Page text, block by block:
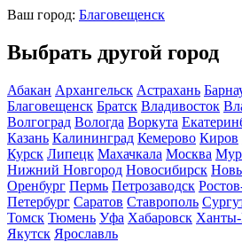
Ваш город: Благовещенск
Выбрать другой город
Абакан Архангельск Астрахань
Благовещенск Братск Владивосток
Волгоград Вологда Воркута
Казань Калининград Кемерово Киров
Курск Липецк Махачкала Москва
Нижний Новгород Новосибирск
Оренбург Пермь Петрозаводск
Петербург Саратов Ставрополь
Томск Тюмень Уфа Хабаровск
Якутск Ярославль